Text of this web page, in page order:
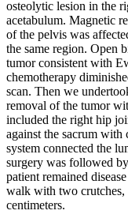
osteolytic lesion in the
acetabulum. Magnetic
of the pelvis was
the same region. Open
tumor consistent with
chemotherapy
scan. Then we
removal of the tumor
included the right hip
against the sacrum with
system connected the
surgery was followed
patient remained
walk with two crutches,
centimeters.